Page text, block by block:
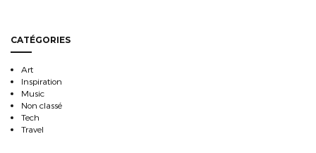
CATÉGORIES
Art
Inspiration
Music
Non classé
Tech
Travel